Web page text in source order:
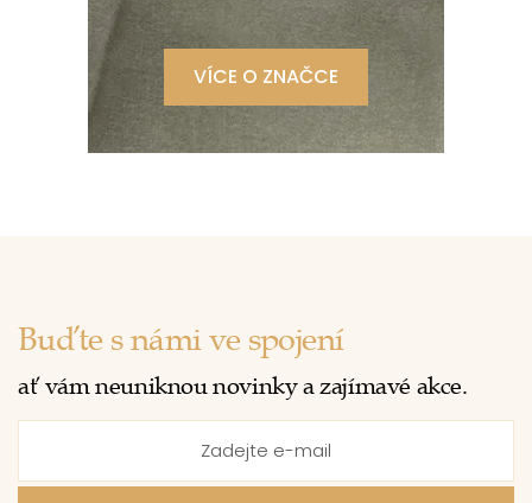
VÍCE O ZNAČCE
Buďte s námi ve spojení
ať vám neuniknou novinky a zajímavé akce.